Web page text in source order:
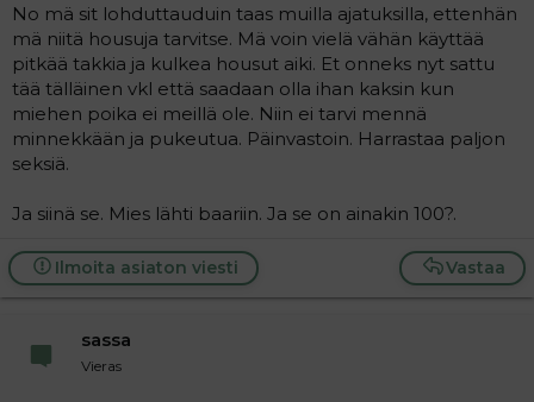
No mä sit lohduttauduin taas muilla ajatuksilla, ettenhän
mä niitä housuja tarvitse. Mä voin vielä vähän käyttää
pitkää takkia ja kulkea housut aiki. Et onneks nyt sattu
tää tälläinen vkl että saadaan olla ihan kaksin kun
miehen poika ei meillä ole. Niin ei tarvi mennä
minnekkään ja pukeutua. Päinvastoin. Harrastaa paljon
seksiä.
Ja siinä se. Mies lähti baariin. Ja se on ainakin 100?.
Vastaa
Ilmoita asiaton viesti
sassa
Vieras